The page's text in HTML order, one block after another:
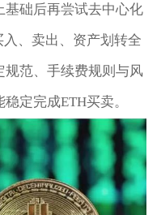
础后再尝试去中心化
、卖出、资产划转全
范、手续费规则与风
定完成ETH买卖。